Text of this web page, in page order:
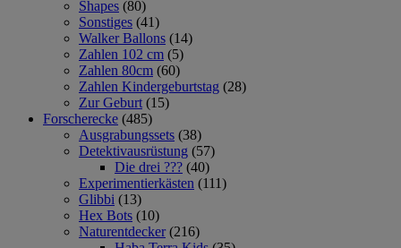
Shapes (80)
Sonstiges (41)
Walker Ballons (14)
Zahlen 102 cm (5)
Zahlen 80cm (60)
Zahlen Kindergeburtstag (28)
Zur Geburt (15)
Forscherecke (485)
Ausgrabungssets (38)
Detektivausrüstung (57)
Die drei ??? (40)
Experimentierkästen (111)
Glibbi (13)
Hex Bots (10)
Naturentdecker (216)